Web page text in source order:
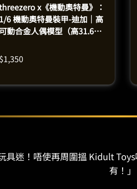
x《機動奧特曼》：
1/6 機動奧特曼裝甲-迪加｜高
動合金人偶模型（高31.6釐
$1,350
玩具迷！唔使再周圍搵 Kidult
有！」